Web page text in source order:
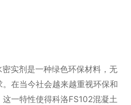
实剂是一种绿色环保材料，无
在当今社会越来越重视环保和
一特性使得科洛FS102混凝土